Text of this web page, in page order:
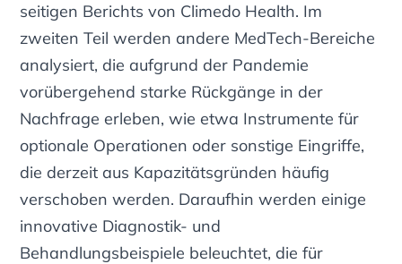
seitigen Berichts von Climedo Health. Im
zweiten Teil werden andere MedTech-Bereiche
analysiert, die aufgrund der Pandemie
vorübergehend starke Rückgänge in der
Nachfrage erleben, wie etwa Instrumente für
optionale Operationen oder sonstige Eingriffe,
die derzeit aus Kapazitätsgründen häufig
verschoben werden. Daraufhin werden einige
innovative Diagnostik- und
Behandlungsbeispiele beleuchtet, die für